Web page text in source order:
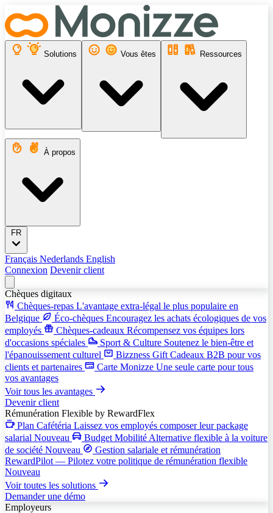
Solutions Vous êtes Ressources
À propos
Français Nederlands English
Connexion Devenir client
Chèques digitaux
Chèques-repas L'avantage extra-légal le plus populaire en
Belgique
Éco-chèques Encouragez les achats écologiques de vos
employés
Chèques-cadeaux Récompensez vos équipes lors
d'occasions spéciales
Sport & Culture Soutenez le bien-être et
l'épanouissement culturel
Bizzness Gift Cadeaux B2B pour vos
clients et partenaires
Carte Monizze Une seule carte pour tous
vos avantages
Voir tous les avantages
Devenir client
Rémunération Flexible by RewardFlex
Plan Cafétéria Laissez vos employés composer leur package
salarial Nouveau Budget Mobilité Alternative flexible à la voiture
de société Nouveau
Gestion salariale et rémunération
RewardPilot — Pilotez votre politique de rémunération flexible
Nouveau
Voir toutes les solutions
Demander une démo
Employeurs